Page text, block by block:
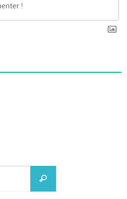
Recherche